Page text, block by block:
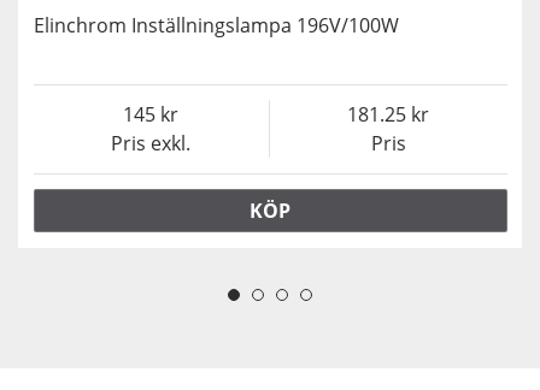
Elinchrom Inställningslampa 196V/100W
Pris exkl.
145
Pris
181.25
KÖP